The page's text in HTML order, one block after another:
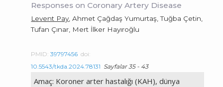
Responses on Coronary Artery Disease
Levent Pay , Ahmet Çağdaş Yumurtaş, Tuğba Çetin,
Tufan Çınar, Mert İlker Hayıroğlu
PMID:39797456 doi:
10.5543/tkda.2024.78131 Sayfalar 35 - 43
Amaç: Koroner arter hastalığı (KAH), dünya